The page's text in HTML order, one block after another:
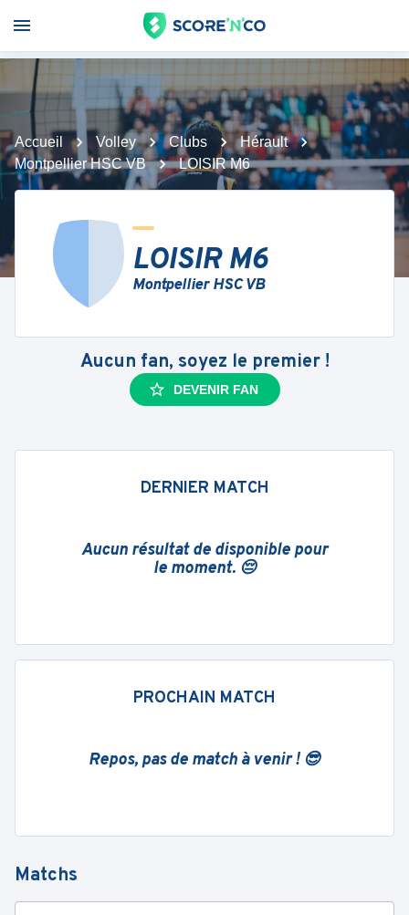
Accueil Volley Clubs
Hérault
Montpellier HSC VB
LOISIR M6
LOISIR M6
Montpellier HSC VB
Aucun fan, soyez le premier !
DEVENIR FAN
DERNIER MATCH
Aucun résultat de disponible pour
le moment. 😔
PROCHAIN MATCH
Repos, pas de match à venir ! 😎
Matchs